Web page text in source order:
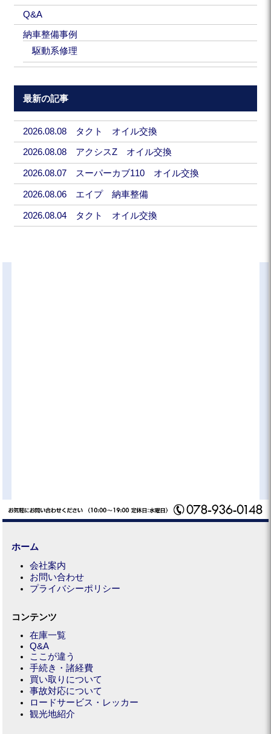
Q&A
納車整備事例
駆動系修理
最新の記事
2026.08.08 タクト オイル交換
2026.08.08 アクシスZ オイル交換
2026.08.07 スーパーカブ110 オイル交換
2026.08.06 エイプ 納車整備
2026.08.04 タクト オイル交換
ホーム
会社案内
お問い合わせ
プライバシーポリシー
コンテンツ
在庫一覧
Q&A
ここが違う
手続き・諸経費
買い取りについて
事故対応について
ロードサービス・レッカー
観光地紹介